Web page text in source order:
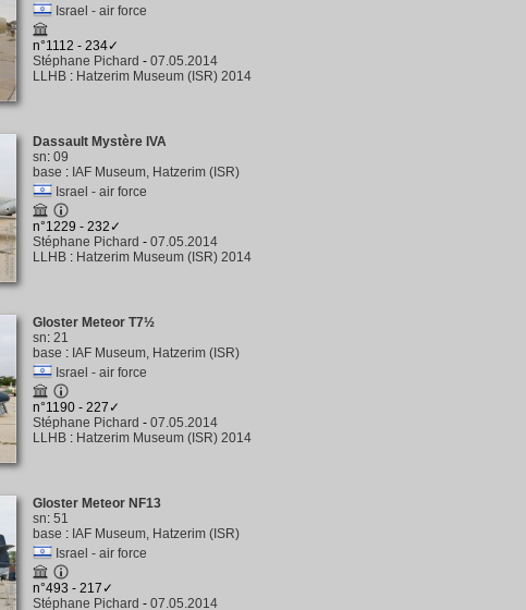
Israel - air force
n°1112 - 234✓
Stéphane Pichard - 07.05.2014
LLHB : Hatzerim Museum (ISR) 2014
Dassault Mystère IVA
sn: 09
base : IAF Museum, Hatzerim (ISR)
Israel - air force
n°1229 - 232✓
Stéphane Pichard - 07.05.2014
LLHB : Hatzerim Museum (ISR) 2014
Gloster Meteor T7½
sn: 21
base : IAF Museum, Hatzerim (ISR)
Israel - air force
n°1190 - 227✓
Stéphane Pichard - 07.05.2014
LLHB : Hatzerim Museum (ISR) 2014
Gloster Meteor NF13
sn: 51
base : IAF Museum, Hatzerim (ISR)
Israel - air force
n°493 - 217✓
Stéphane Pichard - 07.05.2014